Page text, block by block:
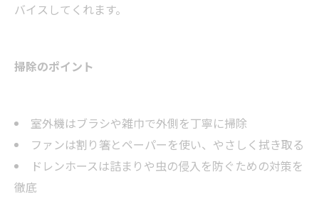
バイスしてくれます。
掃除のポイント
室外機はブラシや雑巾で外側を丁寧に掃除
ファンは割り箸とペーパーを使い、やさしく拭き取る
ドレンホースは詰まりや虫の侵入を防ぐための対策を
徹底